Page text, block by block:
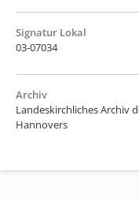
Signatur Lokal
03-07034
Archiv
Landeskirchliches Archiv
Hannovers